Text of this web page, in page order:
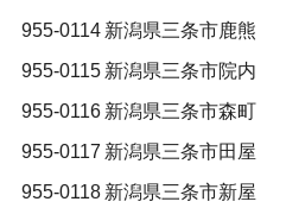
955-0114 新潟県三条市鹿熊
955-0115 新潟県三条市院内
955-0116 新潟県三条市森町
955-0117 新潟県三条市田屋
955-0118 新潟県三条市新屋